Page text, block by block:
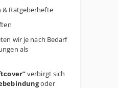
& Ratgeberhefte
wir je nach Bedarf
als
verbirgt sich
oder